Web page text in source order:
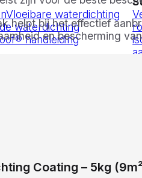
Vloeibare waterdichting
waterdichting
handleiding
helpt bij het effectief
en bescherming
Coating – 5kg